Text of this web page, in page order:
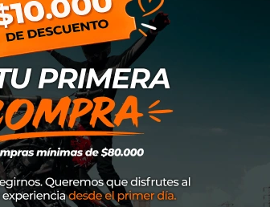
Polera Alpinestars
(Azul Oscuro)
SKU3760122-772
$30.800 30% DE